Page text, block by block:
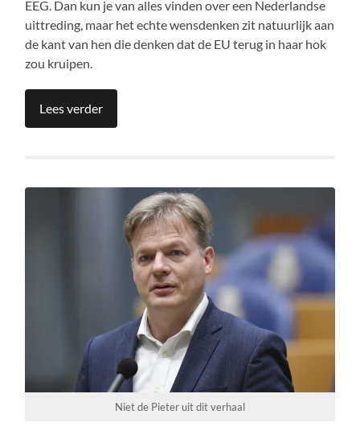
EEG. Dan kun je van alles vinden over een Nederlandse
uittreding, maar het echte wensdenken zit natuurlijk aan
de kant van hen die denken dat de EU terug in haar hok
zou kruipen.
Lees verder
Niet de Pieter uit dit verhaal